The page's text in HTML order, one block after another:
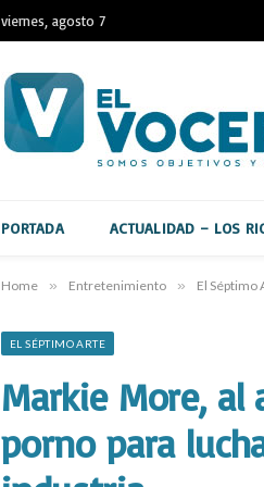
viernes, agosto 7
PORTADA ACTUALIDAD – LOS
Home » Entretenimiento » El Séptimo
EL SÉPTIMO ARTE
Markie More, al
porno para